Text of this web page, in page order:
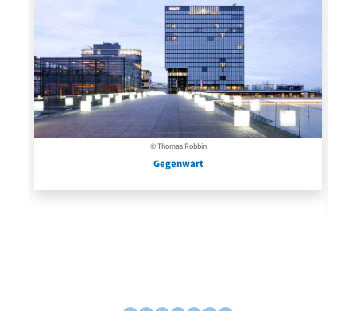
© Thomas Robbin
Gegenwart